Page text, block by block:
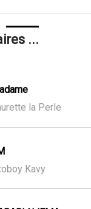
...
la Perle
Kavy